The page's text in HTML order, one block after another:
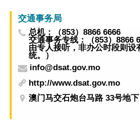
交通事务局
总机：（853）8866 6666
交通事务专线：（853）8866
由专人接听，非办公时段则设
统。）
info@dsat.gov.mo
http://www.dsat.gov.mo
澳门马交石炮台马路 33号地下